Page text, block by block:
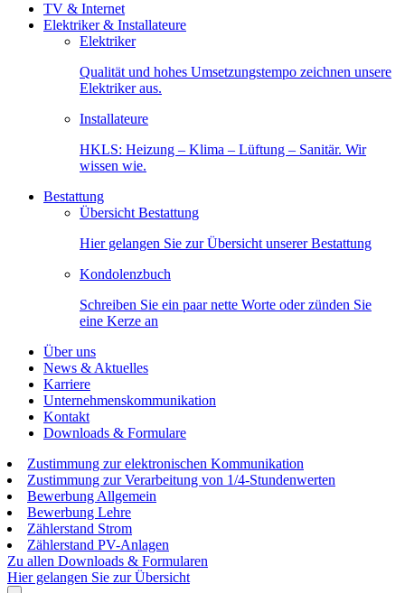
TV & Internet
Elektriker & Installateure
Elektriker
Qualität und hohes Umsetzungstempo zeichnen unsere
Elektriker aus.
Installateure
HKLS: Heizung – Klima – Lüftung – Sanitär. Wir
wissen wie.
Bestattung
Übersicht Bestattung
Hier gelangen Sie zur Übersicht unserer Bestattung
Kondolenzbuch
Schreiben Sie ein paar nette Worte oder zünden Sie
eine Kerze an
Über uns
News & Aktuelles
Karriere
Unternehmenskommunikation
Kontakt
Downloads & Formulare
Zustimmung zur elektronischen Kommunikation
Zustimmung zur Verarbeitung von 1/4-Stundenwerten
Bewerbung Allgemein
Bewerbung Lehre
Zählerstand Strom
Zählerstand PV-Anlagen
Zu allen Downloads & Formularen
Hier gelangen Sie zur Übersicht